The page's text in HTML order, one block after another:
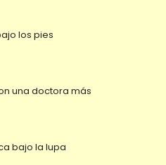
los pies
una doctora más
bajo la lupa